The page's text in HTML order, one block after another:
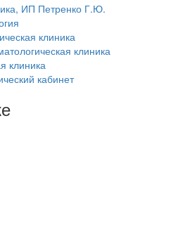
ИП Петренко Г.Ю.
клиника
клиника
клиника
кабинет